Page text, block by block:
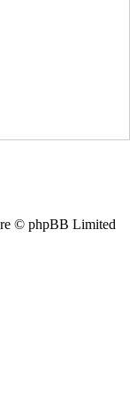
© phpBB Limited